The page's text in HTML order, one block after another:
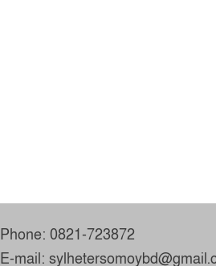
Phone: 0821-723872
E-mail: